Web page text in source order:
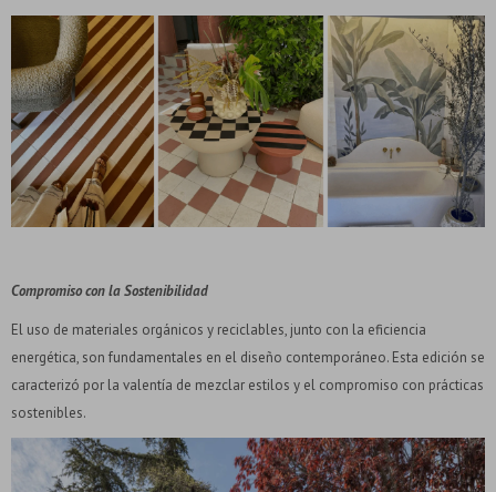
Compromiso con la Sostenibilidad
El uso de materiales orgánicos y reciclables, junto con la eficiencia
energética, son fundamentales en el diseño contemporáneo. Esta edición se
caracterizó por la valentía de mezclar estilos y el compromiso con prácticas
sostenibles.